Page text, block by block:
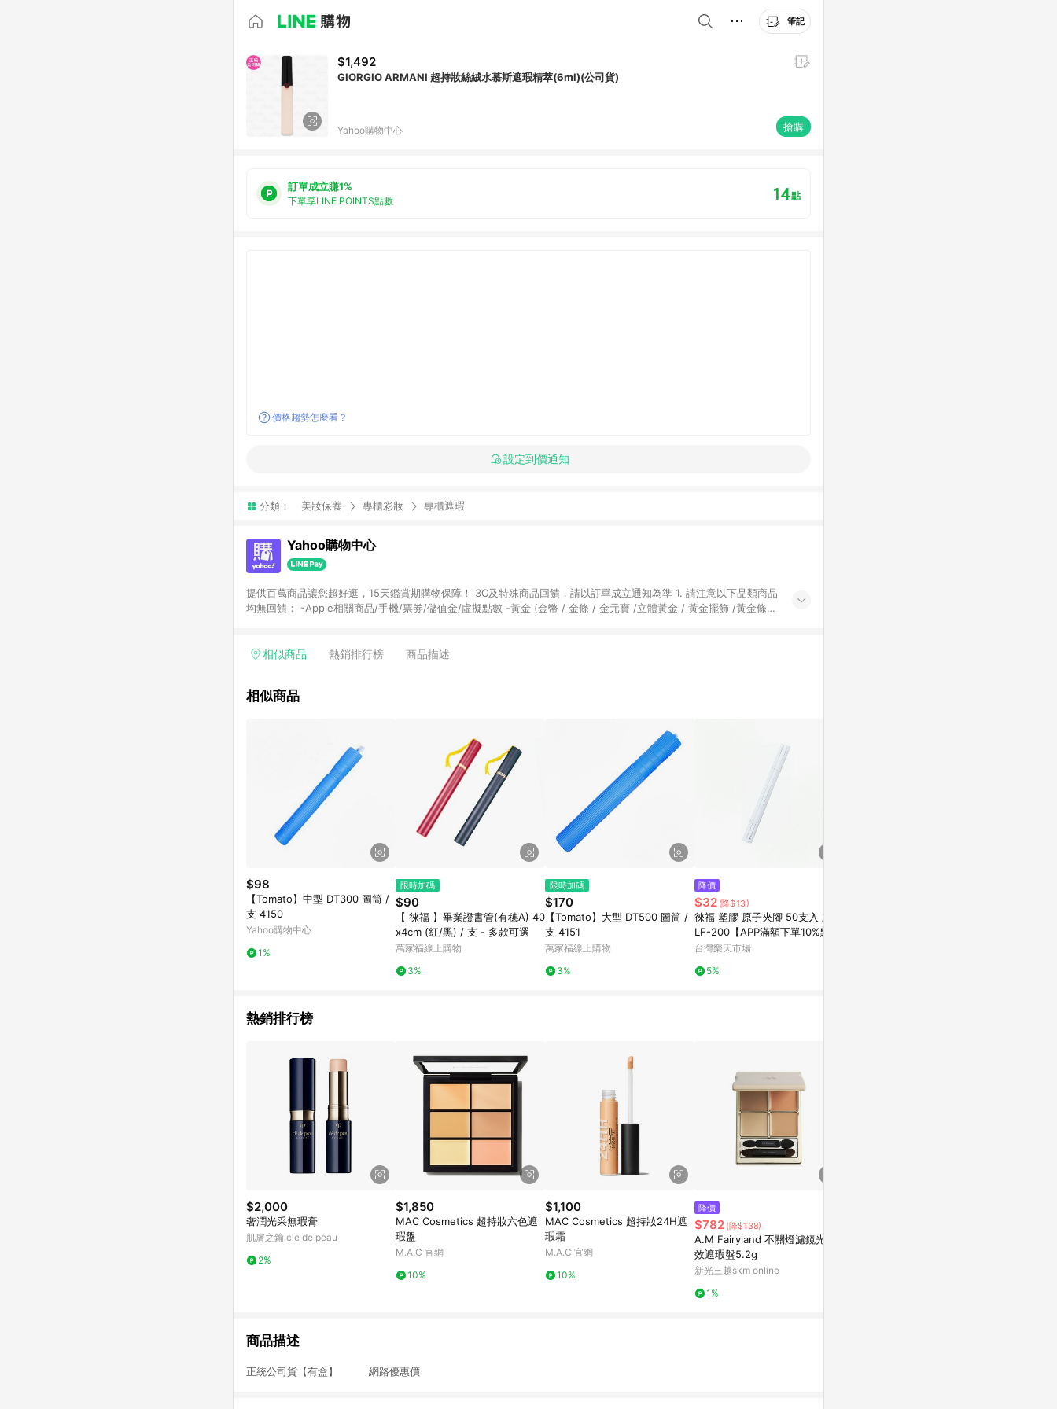
筆記
$1,492
GIORGIO ARMANI 超持妝絲絨水慕斯遮瑕精萃(6ml)(公司貨)
Yahoo購物中心 搶購
訂單成立賺1%
下單享LINE POINTS點數 14點
價格趨勢怎麼看？
設定到價通知
分類： 美妝保養 專櫃彩妝 專櫃遮瑕
Yahoo購物中心
提供百萬商品讓您超好逛，15天鑑賞期購物保障！ 3C及特殊商品回饋，請以訂單成立通知為準 1. 請注意以下品類商品
均無回饋： -Apple相關商品/手機/票券/儲值金/虛擬點數 -黃金 (金幣 / 金條 / 金元寶 /立體黃金 / 黃金擺飾 /黃金條
Yahoo超贈點回饋者 - 購物中心商店之商品：商品賣場中有標示「商店」及顯示商店名稱者(指定活動店家除外) 3. 訂
相似商品 熱銷排行榜 商品描述
相似商品
$98
【Tomato】中型 DT300 圖筒 /
支 4150
Yahoo購物中心
1%
限時加碼
$90
【 徠福 】畢業證書管(有穗A) 40
x4cm (紅/黑) / 支 - 多款可選
萬家福線上購物
3%
限時加碼
$170
【Tomato】大型 DT500 圖筒 /
支 4151
萬家福線上購物
3%
降價
$32 (降$13)
徠福 塑膠 原子夾腳 50支入 /束
LF-200【APP滿額下單10%點數
(單一帳號最高1000點)】8/31止
台灣樂天市場
5%
熱銷排行榜
$2,000
奢潤光采無瑕膏
肌膚之鑰 cle de peau
2%
$1,850
MAC Cosmetics 超持妝六色遮
瑕盤
M.A.C 官網
10%
$1,100
MAC Cosmetics 超持妝24H遮
瑕霜
M.A.C 官網
10%
降價
$782 (降$138)
A.M Fairyland 不關燈濾鏡光雙
效遮瑕盤5.2g
新光三越skm online
1%
商品描述
正統公司貨【有盒】 網路優惠價